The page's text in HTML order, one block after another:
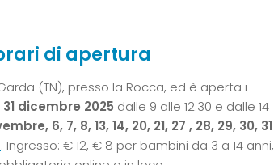
di apertura
(TN), presso la Rocca, ed è aperta i
dicembre 2025 dalle 9 alle 12.30 e dalle 14
6, 7, 8, 13, 14, 20, 21, 27 , 28, 29, 30, 31
. Ingresso: € 12, € 8 per bambini da 3 a 14 anni,